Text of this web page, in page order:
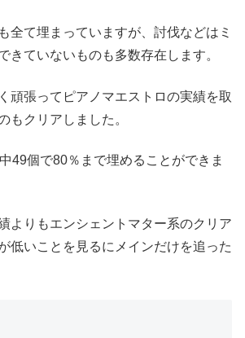
全て埋まっていますが、討伐などはミ
きていないものも多数存在します。
頑張ってピアノマエストロの実績を取
もクリアしました。
49個で80％まで埋めることができま
よりもエンシェントマター系のクリア
低いことを見るにメインだけを追った